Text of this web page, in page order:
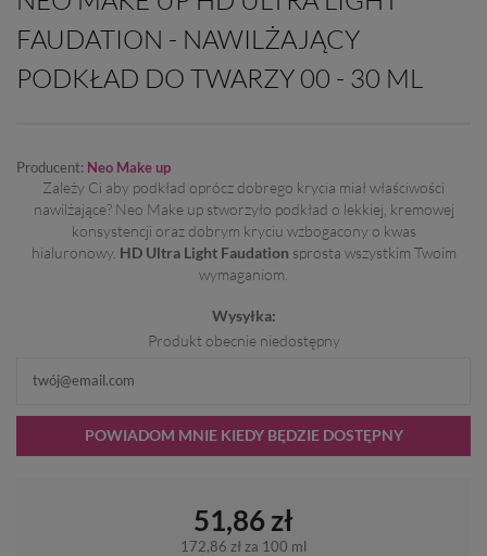
FAUDATION - NAWILŻAJĄCY
PODKŁAD DO TWARZY 00 - 30 ML
Producent: Neo Make up
Zależy Ci aby podkład oprócz dobrego krycia miał właściwości
nawilżające? Neo Make up stworzyło podkład o lekkiej, kremowej
konsystencji oraz dobrym kryciu wzbogacony o kwas
hialuronowy. HD Ultra Light Faudation sprosta wszystkim Twoim
wymaganiom.
Wysyłka:
Produkt obecnie niedostępny
POWIADOM MNIE KIEDY BĘDZIE DOSTĘPNY
51,86 zł
172,86 zł za 100 ml